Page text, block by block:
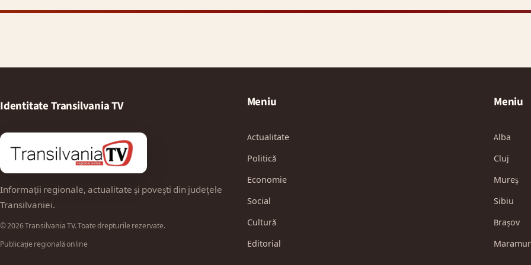
Identitate Transilvania TV
Informații regionale, actualitate și povești din județele
Transilvaniei.
© 2026 Transilvania TV. Toate drepturile rezervate.
Publicație regională online
Meniu
Actualitate
Politică
Economie
Social
Cultură
Editorial
Meniu
Alba
Cluj
Mureș
Sibiu
Brașov